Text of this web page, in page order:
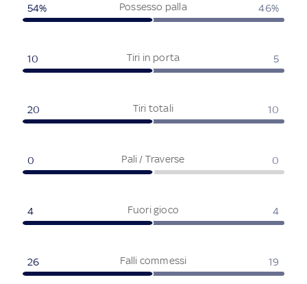
Possesso palla
54% 46%
Tiri in porta
10 5
Tiri totali
20 10
Pali / Traverse
0 0
Fuori gioco
4 4
Falli commessi
26 19